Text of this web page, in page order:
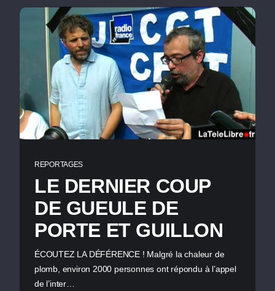
REPORTAGES
LE DERNIER COUP
DE GUEULE DE
PORTE ET GUILLON
ÉCOUTEZ LA DÉFÉRENCE ! Malgré la chaleur de
plomb, environ 2000 personnes ont répondu à l’appel
de l’inter…